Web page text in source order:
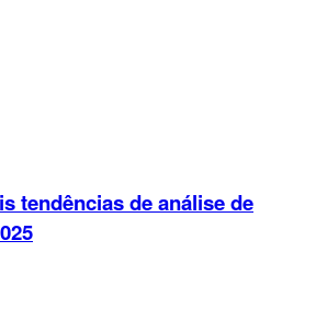
tendências de análise de